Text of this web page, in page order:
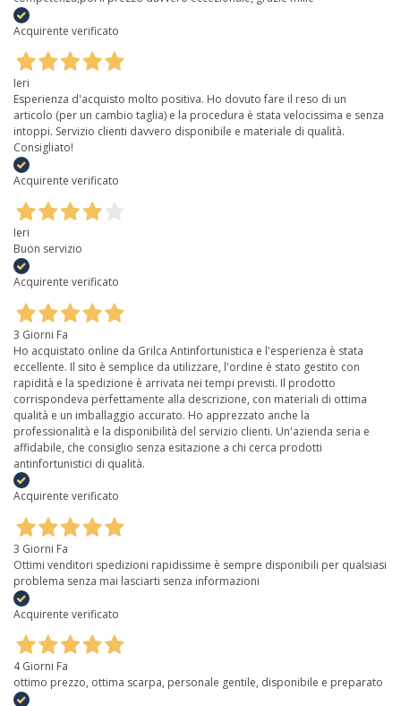
Acquirente verificato
Ieri
Esperienza d'acquisto molto positiva. Ho dovuto fare il reso di un
articolo (per un cambio taglia) e la procedura è stata velocissima e senza
intoppi. Servizio clienti davvero disponibile e materiale di qualità.
Consigliato!
Acquirente verificato
Ieri
Buon servizio
Acquirente verificato
3 Giorni Fa
Ho acquistato online da Grilca Antinfortunistica e l'esperienza è stata
eccellente. Il sito è semplice da utilizzare, l'ordine è stato gestito con
rapidità e la spedizione è arrivata nei tempi previsti. Il prodotto
corrispondeva perfettamente alla descrizione, con materiali di ottima
qualità e un imballaggio accurato. Ho apprezzato anche la
professionalità e la disponibilità del servizio clienti. Un'azienda seria e
affidabile, che consiglio senza esitazione a chi cerca prodotti
antinfortunistici di qualità.
Acquirente verificato
3 Giorni Fa
Ottimi venditori spedizioni rapidissime è sempre disponibili per qualsiasi
problema senza mai lasciarti senza informazioni
Acquirente verificato
4 Giorni Fa
ottimo prezzo, ottima scarpa, personale gentile, disponibile e preparato